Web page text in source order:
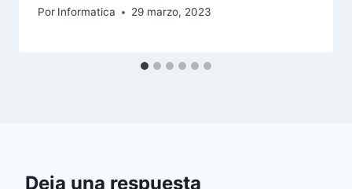
Por Informatica 29 marzo, 2023
Deja una respuesta